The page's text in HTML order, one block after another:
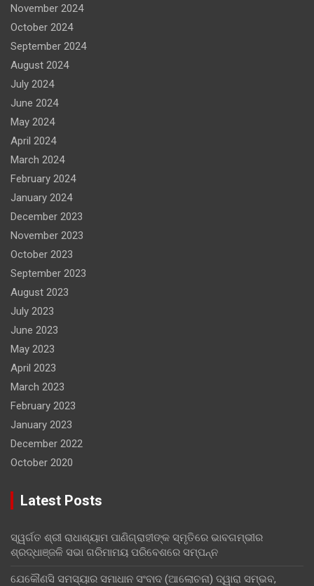
November 2024
October 2024
September 2024
August 2024
July 2024
June 2024
May 2024
April 2024
March 2024
February 2024
January 2024
December 2023
November 2023
October 2023
September 2023
August 2023
July 2023
June 2023
May 2023
April 2023
March 2023
February 2023
January 2023
December 2022
October 2020
Latest Posts
ସ୍ୱର୍ଗତ ଶ୍ରୀ ରାଧାଶ୍ୟାମ ପାଣିଗ୍ରାହୀଙ୍କ ସ୍ମୃତିରେ ଭାବଗମ୍ଭୀର
ଶ୍ରଦ୍ଧାଞ୍ଜଳି ସଭା ଗରିମାମୟ ପରିବେଶରେ ସମ୍ପନ୍ନ
ଯେକୌଣସି ସମସ୍ୟାର ସମାଧାନ ସଂବାଦ (ଆଲୋଚନା) ଦ୍ୱାରା ସମ୍ଭବ,